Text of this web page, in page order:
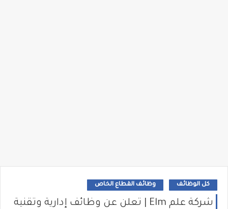
كل الوظائف وظائف القطاع الخاص
شركة علم Elm | تعلن عن وظائف إدارية وتقنية